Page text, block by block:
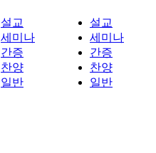
설교
세미나
간증
찬양
일반
설교
세미나
간증
찬양
일반